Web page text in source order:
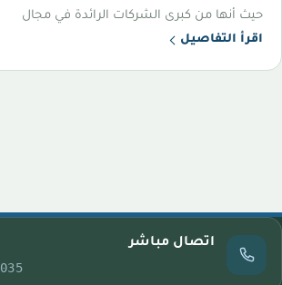
حيث أنها من كبرى الشركات الرائدة في مجال
اقرأ التفاصيل
اتصال مباشر